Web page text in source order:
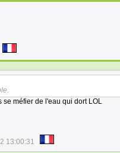
se méfier de l'eau qui dort LOL
13:00:31